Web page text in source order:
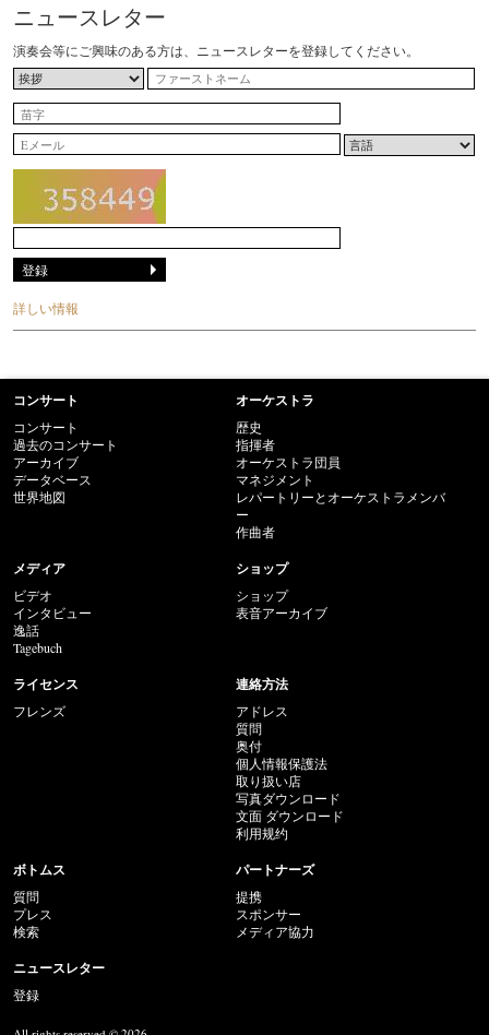
ニュースレター
演奏会等にご興味のある方は、ニュースレターを登録してください。
詳しい情報
コンサート
コンサート
過去のコンサート
アーカイブ
データベース
世界地図
オーケストラ
歴史
指揮者
オーケストラ団員
マネジメント
レパートリーとオーケストラメンバ
ー
作曲者
メディア
ビデオ
インタビュー
逸話
Tagebuch
ショップ
ショップ
表音アーカイブ
ライセンス
フレンズ
連絡方法
アドレス
質問
奥付
個人情報保護法
取り扱い店
写真ダウンロード
文面 ダウンロード
利用规约
ボトムス
質問
プレス
検索
パートナーズ
提携
スポンサー
メディア協力
ニュースレター
登録